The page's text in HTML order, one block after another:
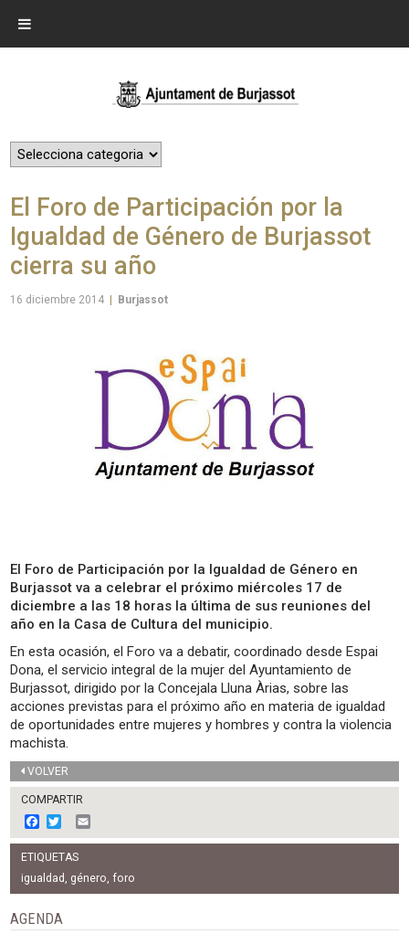
El Foro de Participación por la
Igualdad de Género de Burjassot
cierra su año
16 diciembre 2014 Burjassot
El Foro de Participación por la Igualdad de Género en
Burjassot va a celebrar el próximo miércoles 17 de
diciembre a las 18 horas la última de sus reuniones del
año en la Casa de Cultura del municipio.
En esta ocasión, el Foro va a debatir, coordinado desde Espai
Dona, el servicio integral de la mujer del Ayuntamiento de
Burjassot, dirigido por la Concejala Lluna Àrias, sobre las
acciones previstas para el próximo año en materia de igualdad
de oportunidades entre mujeres y hombres y contra la violencia
machista.
VOLVER
COMPARTIR
F
a
c
e
b
o
o
k
w
i
t
t
e
m
l
ETIQUETAS
igualdad , género,foro
AGENDA